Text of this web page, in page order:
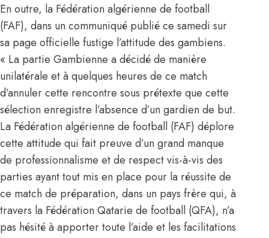
En outre, la Fédération algérienne de football
(FAF), dans un communiqué publié ce samedi sur
sa page officielle fustige l’attitude des gambiens.
« La partie Gambienne a décidé de manière
unilatérale et à quelques heures de ce match
d’annuler cette rencontre sous prétexte que cette
sélection enregistre l’absence d’un gardien de but.
La Fédération algérienne de football (FAF) déplore
cette attitude qui fait preuve d’un grand manque
de professionnalisme et de respect vis-à-vis des
parties ayant tout mis en place pour la réussite de
ce match de préparation, dans un pays frère qui, à
travers la Fédération Qatarie de football (QFA), n’a
pas hésité à apporter toute l’aide et les facilitations